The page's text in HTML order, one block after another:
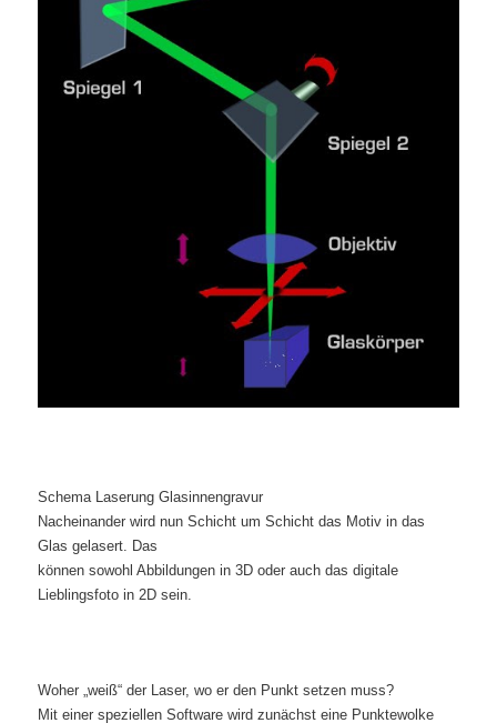
Schema Laserung Glasinnengravur
Nacheinander wird nun Schicht um Schicht das Motiv in das
Glas gelasert. Das
können sowohl Abbildungen in 3D oder auch das digitale
Lieblingsfoto in 2D sein.
Woher „weiß“ der Laser, wo er den Punkt setzen muss?
Mit einer speziellen Software wird zunächst eine Punktewolke